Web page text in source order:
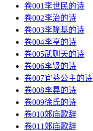
卷001李世民的诗
卷002李治的诗
卷003李隆基的诗
卷004李亨的诗
卷005武则天的诗
卷006李贤的诗
卷007宜芬公主的诗
卷008李昪的诗
卷009徐氏的诗
卷010郊庙歌辞
卷011郊庙歌辞